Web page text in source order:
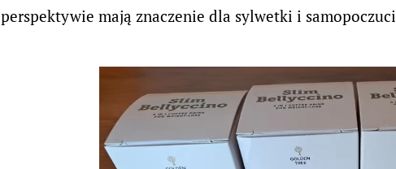
perspektywie mają znaczenie dla sylwetki i